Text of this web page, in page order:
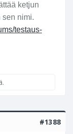
ketjun
sen nimi.
testaus-
#1388